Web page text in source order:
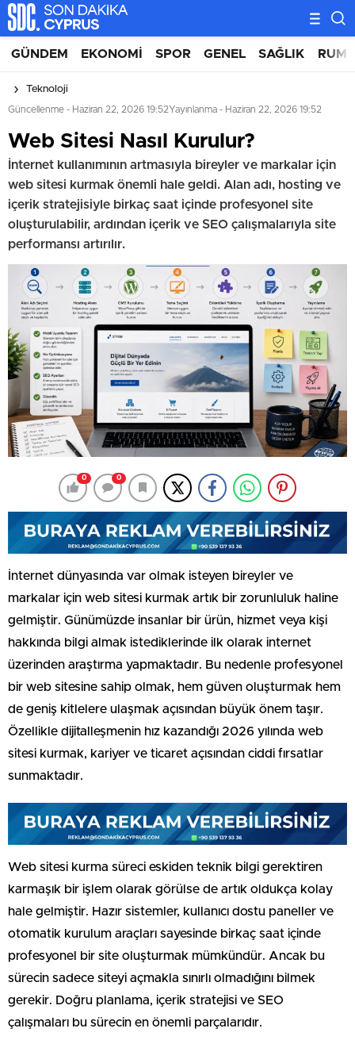
GÜNDEM EKONOMI SPOR GENEL SAĞLIK RUM
Teknoloji
Güncellenme - Haziran 22, 2026 19:52Yayınlanma - Haziran 22, 2026 19:52
⁠Web Sitesi Nasıl Kurulur?
İnternet kullanımının artmasıyla bireyler ve markalar için
web sitesi kurmak önemli hale geldi. Alan adı, hosting ve
içerik stratejisiyle birkaç saat içinde profesyonel site
oluşturulabilir, ardından içerik ve SEO çalışmalarıyla site
performansı artırılır.
0 0
İnternet dünyasında var olmak isteyen bireyler ve
markalar için web sitesi kurmak artık bir zorunluluk haline
gelmiştir. Günümüzde insanlar bir ürün, hizmet veya kişi
hakkında bilgi almak istediklerinde ilk olarak internet
üzerinden araştırma yapmaktadır. Bu nedenle profesyonel
bir web sitesine sahip olmak, hem güven oluşturmak hem
de geniş kitlelere ulaşmak açısından büyük önem taşır.
Özellikle dijitalleşmenin hız kazandığı 2026 yılında web
sitesi kurmak, kariyer ve ticaret açısından ciddi fırsatlar
sunmaktadır.
Web sitesi kurma süreci eskiden teknik bilgi gerektiren
karmaşık bir işlem olarak görülse de artık oldukça kolay
hale gelmiştir. Hazır sistemler, kullanıcı dostu paneller ve
otomatik kurulum araçları sayesinde birkaç saat içinde
profesyonel bir site oluşturmak mümkündür. Ancak bu
sürecin sadece siteyi açmakla sınırlı olmadığını bilmek
gerekir. Doğru planlama, içerik stratejisi ve SEO
çalışmaları bu sürecin en önemli parçalarıdır.